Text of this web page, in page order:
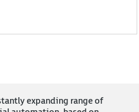
expanding range of